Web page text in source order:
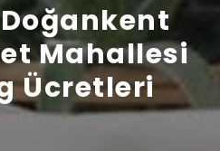
Mahallesi
Ücretleri